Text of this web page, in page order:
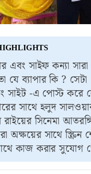
এবং সাইফ কন্যা
যে ব্যাপার কি ?
সাইট -এ পোস্ট করে
সাথে হলুদ
সিনেমা
অক্ষয়ের সাথে
কাজ করার সুযোগ